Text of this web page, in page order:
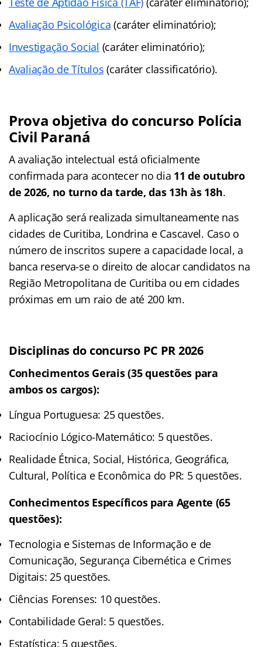
Avaliação Psicológica (caráter eliminatório);
Investigação Social (caráter eliminatório);
Avaliação de Títulos (caráter classificatório).
Prova objetiva do concurso Polícia
Civil Paraná
A avaliação intelectual está oficialmente
confirmada para acontecer no dia 11 de outubro
de 2026, no turno da tarde, das 13h às 18h.
A aplicação será realizada simultaneamente nas
cidades de Curitiba, Londrina e Cascavel. Caso o
número de inscritos supere a capacidade local, a
banca reserva-se o direito de alocar candidatos na
Região Metropolitana de Curitiba ou em cidades
próximas em um raio de até 200 km.
Disciplinas do concurso PC PR 2026
Conhecimentos Gerais (35 questões para
ambos os cargos):
Língua Portuguesa: 25 questões.
Raciocínio Lógico-Matemático: 5 questões.
Realidade Étnica, Social, Histórica, Geográfica,
Cultural, Política e Econômica do PR: 5 questões.
Conhecimentos Específicos para Agente (65
questões):
Tecnologia e Sistemas de Informação e de
Comunicação, Segurança Cibernética e Crimes
Digitais: 25 questões.
Ciências Forenses: 10 questões.
Contabilidade Geral: 5 questões.
Estatística: 5 questões.